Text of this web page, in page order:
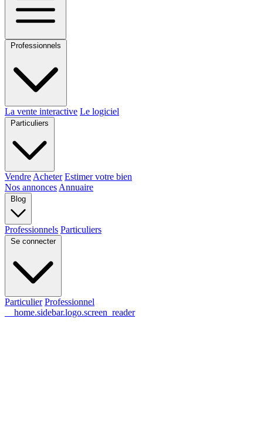
Professionnels
La vente interactive Le logiciel
Particuliers
Vendre Acheter Estimer votre bien
Nos annonces Annuaire
Blog
Professionnels Particuliers
Se connecter
Particulier Professionnel
__home.sidebar.logo.screen_reader